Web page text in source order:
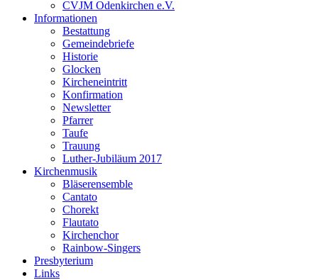
CVJM Odenkirchen e.V.
Informationen
Bestattung
Gemeindebriefe
Historie
Glocken
Kircheneintritt
Konfirmation
Newsletter
Pfarrer
Taufe
Trauung
Luther-Jubiläum 2017
Kirchenmusik
Bläserensemble
Cantato
Chorekt
Flautato
Kirchenchor
Rainbow-Singers
Presbyterium
Links